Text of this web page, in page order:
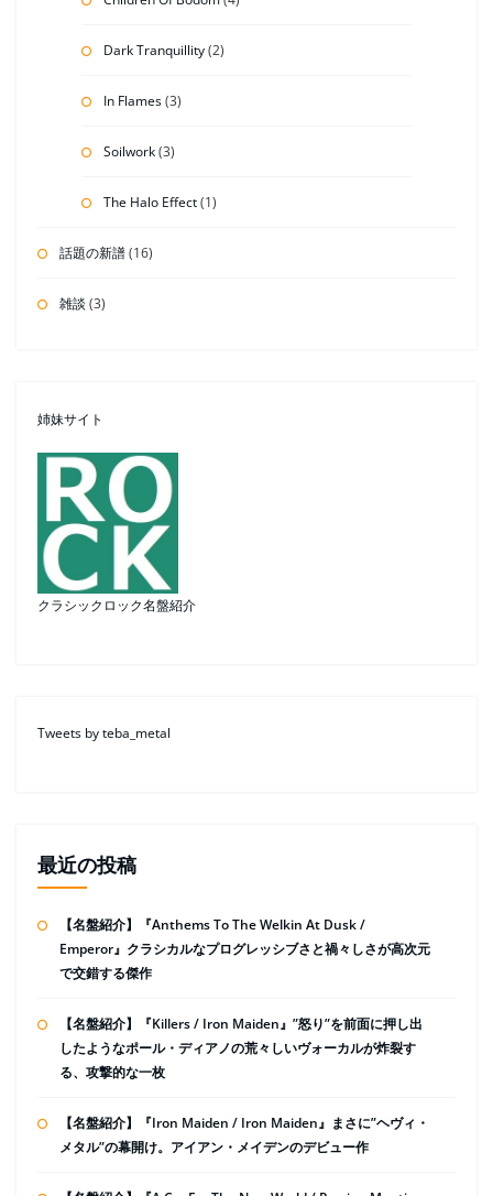
Dark Tranquillity(2)
In Flames(3)
Soilwork(3)
The Halo Effect(1)
話題の新譜(16)
雑談 (3)
姉妹サイト
クラシックロック名盤紹介
Tweets by teba_metal
最近の投稿
【名盤紹介】『Anthems To The Welkin At Dusk /
Emperor』クラシカルなプログレッシブさと禍々しさが高次元
で交錯する傑作
【名盤紹介】『Killers / Iron Maiden』”怒り”を前面に押し出
したようなポール・ディアノの荒々しいヴォーカルが炸裂す
る、攻撃的な一枚
【名盤紹介】『Iron Maiden / Iron Maiden』まさに”ヘヴィ・
メタル”の幕開け。アイアン・メイデンのデビュー作